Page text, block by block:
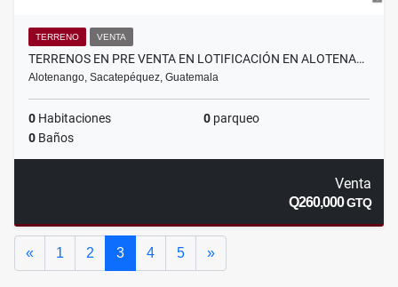
TERRENO VENTA
TERRENOS EN PRE VENTA EN LOTIFICACIÓN EN ALOTENA…
Alotenango, Sacatepéquez, Guatemala
0 Habitaciones 0 parqueo
0 Baños
Venta
Q260,000GTQ
« Anterior
1 2 3 4 5 »Siguiente